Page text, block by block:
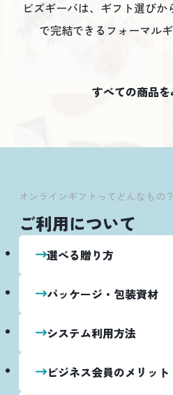
ビズギーバは、ギフト選び
で完結できる フォーマル
すべての商品を
オンラインギフトってどんなもの？
ご利用について
選べる贈り方
パッケージ・包装資材
システム利用方法
ビジネス会員のメリット